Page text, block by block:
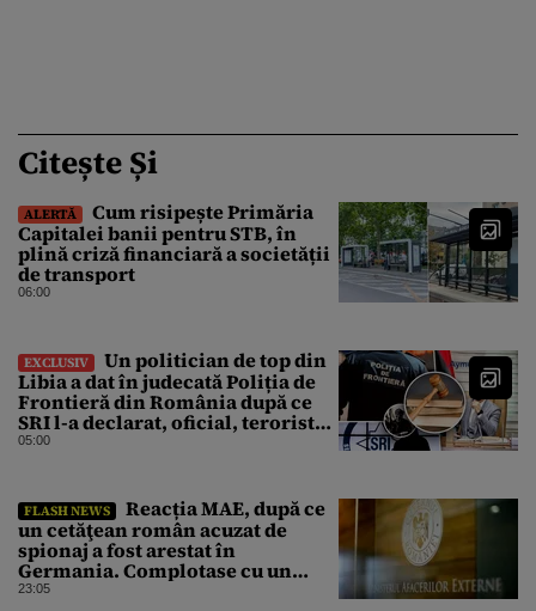
Citește Și
ALERTĂ
Cum risipește Primăria
Capitalei banii pentru STB, în
plină criză financiară a societății
de transport
06:00
EXCLUSIV
Un politician de top din
Libia a dat în judecată Poliția de
Frontieră din România după ce
SRI l-a declarat, oficial, terorist
ISIS
05:00
FLASH NEWS
Reacția MAE, după ce
un cetăţean român acuzat de
spionaj a fost arestat în
Germania. Complotase cu un
ucrainean ca să asasineze un
23:05